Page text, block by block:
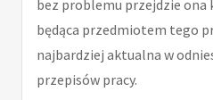
bez problemu przejdzie ona
będąca przedmiotem tego
najbardziej aktualna w
przepisów pracy.